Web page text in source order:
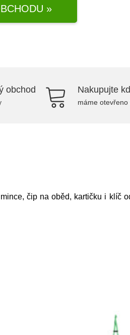
»
obchod Nakupujte
máme
čip na oběd, kartičku i klíč